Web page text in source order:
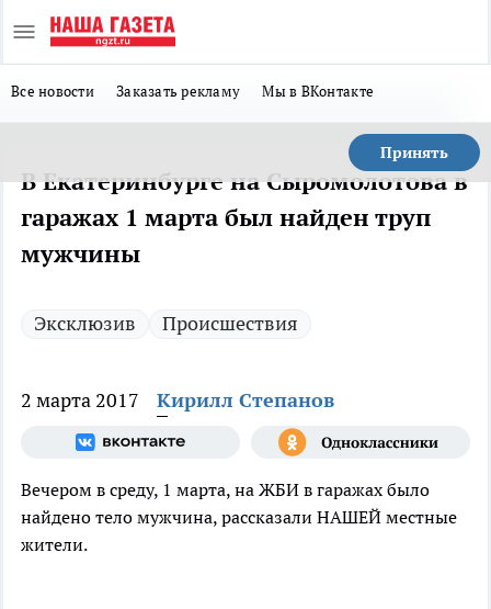
Все новости Заказать рекламу Мы в ВКонтакте
Принять
В Екатеринбурге на Сыромолотова в
гаражах 1 марта был найден труп
мужчины
Эксклюзив Происшествия
2 марта 2017 Кирилл Степанов
Вечером в среду, 1 марта, на ЖБИ в гаражах было
найдено тело мужчина, рассказали НАШЕЙ местные
жители.